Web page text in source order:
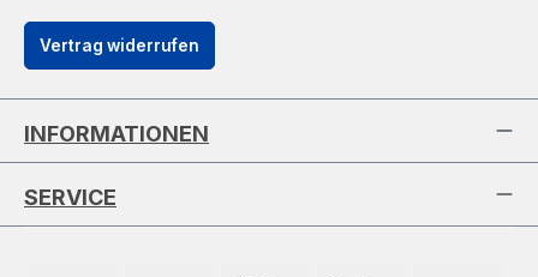
Vertrag widerrufen
INFORMATIONEN
SERVICE